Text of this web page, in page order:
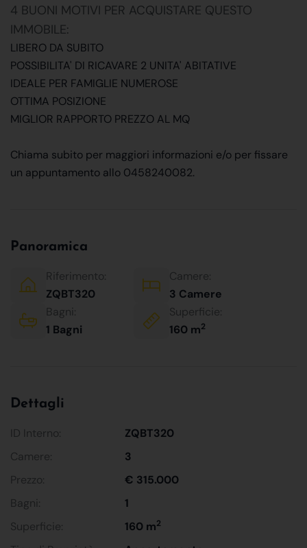
4 BUONI MOTIVI PER ACQUISTARE QUESTO
IMMOBILE:
LIBERO DA SUBITO
POSSIBILITA' DI RICAVARE 2 UNITA' ABITATIVE
IDEALE PER FAMIGLIE NUMEROSE
OTTIMA POSIZIONE
MIGLIOR RAPPORTO PREZZO AL MQ
Chiama subito per maggiori informazioni e/o per fissare
un appuntamento allo 0458240082.
Panoramica
Riferimento:
ZQBT320
Camere:
3 Camere
Bagni:
1 Bagni
Superficie:
160 m2
Dettagli
ID Interno:
ZQBT320
Camere:
3
Prezzo:
€ 315.000
Bagni:
1
Superficie:
160 m2